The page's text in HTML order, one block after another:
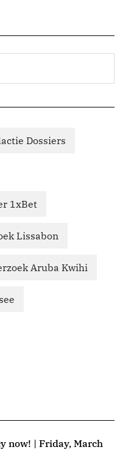
Dossiers
1xBet
Lissabon
Aruba Kwihi
now! | Friday, March